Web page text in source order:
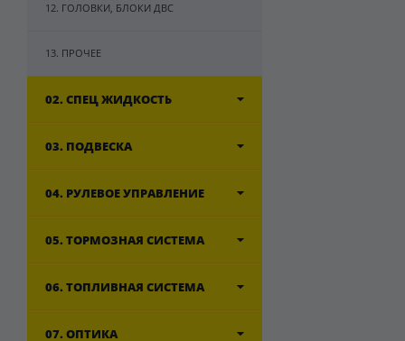
12. ГОЛОВКИ, БЛОКИ ДВС
13. ПРОЧЕЕ
02. СПЕЦ ЖИДКОСТЬ
03. ПОДВЕСКА
04. РУЛЕВОЕ УПРАВЛЕНИЕ
05. ТОРМОЗНАЯ СИСТЕМА
06. ТОПЛИВНАЯ СИСТЕМА
07. ОПТИКА